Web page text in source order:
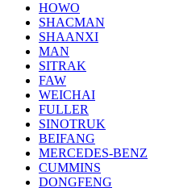
HOWO
SHACMAN
SHAANXI
MAN
SITRAK
FAW
WEICHAI
FULLER
SINOTRUK
BEIFANG
MERCEDES-BENZ
CUMMINS
DONGFENG